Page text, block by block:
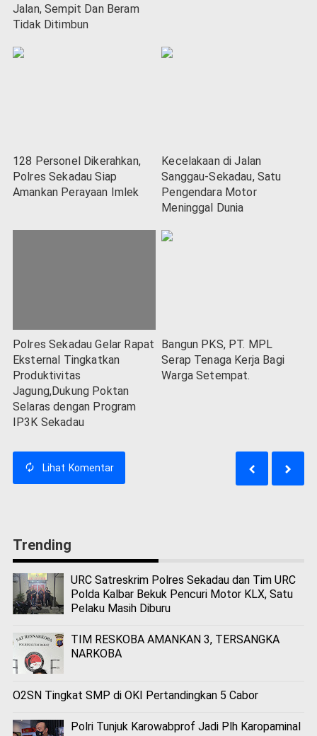
Jalan, Sempit Dan Beram
Tidak Ditimbun
128 Personel Dikerahkan,
Polres Sekadau Siap
Amankan Perayaan Imlek
Kecelakaan di Jalan
Sanggau-Sekadau, Satu
Pengendara Motor
Meninggal Dunia
Polres Sekadau Gelar Rapat
Eksternal Tingkatkan
Produktivitas
Jagung,Dukung Poktan
Selaras dengan Program
IP3K Sekadau
Bangun PKS, PT. MPL
Serap Tenaga Kerja Bagi
Warga Setempat.
Lihat Komentar
Trending
URC Satreskrim Polres Sekadau dan Tim URC
Polda Kalbar Bekuk Pencuri Motor KLX, Satu
Pelaku Masih Diburu
TIM RESKOBA AMANKAN 3, TERSANGKA
NARKOBA
O2SN Tingkat SMP di OKI Pertandingkan 5 Cabor
Polri Tunjuk Karowabprof Jadi Plh Karopaminal